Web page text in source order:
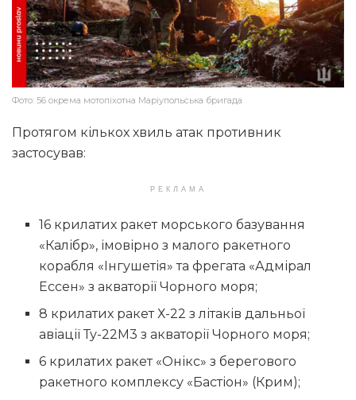
Фото: 56 окрема мотопіхотна Маріупольська бригада
Протягом кількох хвиль атак противник
застосував:
РЕКЛАМА
16 крилатих ракет морського базування
«Калібр», імовірно з малого ракетного
корабля «Інгушетія» та фрегата «Адмірал
Ессен» з акваторії Чорного моря;
8 крилатих ракет Х-22 з літаків дальньої
авіації Ту-22М3 з акваторії Чорного моря;
6 крилатих ракет «Онікс» з берегового
ракетного комплексу «Бастіон» (Крим);